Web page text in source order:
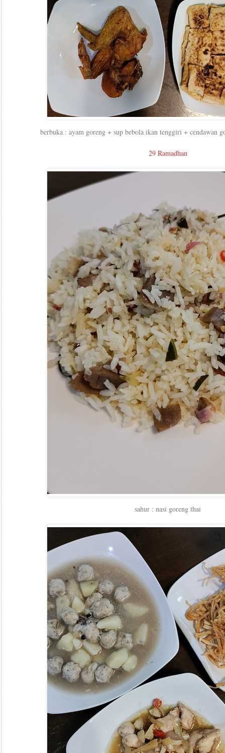
berbuka : ayam goreng + sup bebola ikan tenggiri + cendawan
29 Ramadhan
sahur : nasi goreng thai